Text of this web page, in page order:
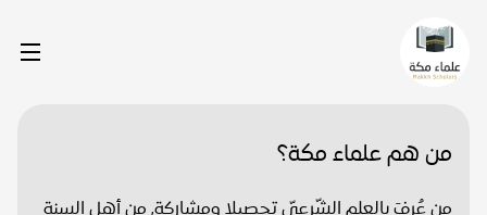
من هم علماء مكة؟
من عُرفَ بالعلمِ الشّرعيّ تحصيلا ومشاركة, من أهل السنة